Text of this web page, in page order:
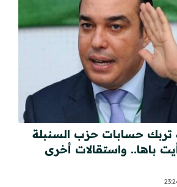
تربك حسابات حزب السنبلة
باها.. واستقالات أخرى